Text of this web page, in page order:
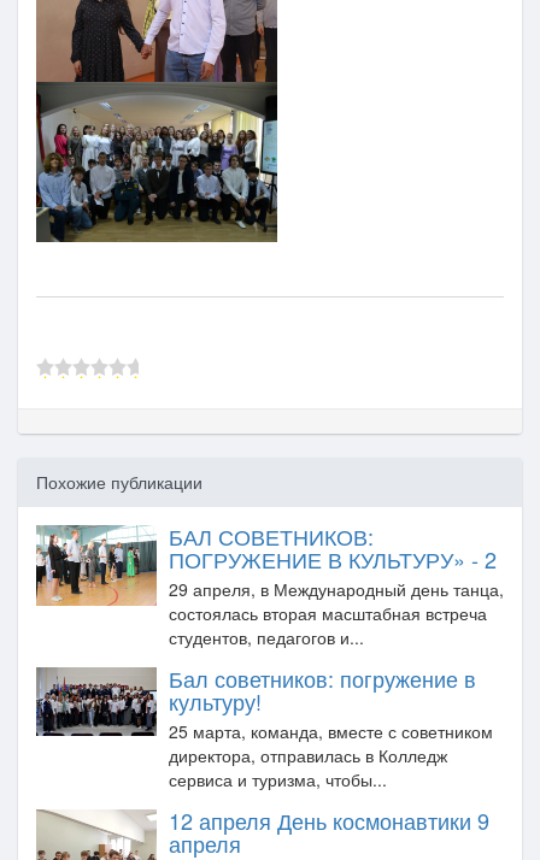
Похожие публикации
БАЛ СОВЕТНИКОВ:
ПОГРУЖЕНИЕ В КУЛЬТУРУ» - 2
29 апреля, в Международный день танца,
состоялась вторая масштабная встреча
студентов, педагогов и...
Бал советников: погружение в
культуру!
25 марта, команда, вместе с советником
директора, отправилась в Колледж
сервиса и туризма, чтобы...
12 апреля День космонавтики 9
апреля